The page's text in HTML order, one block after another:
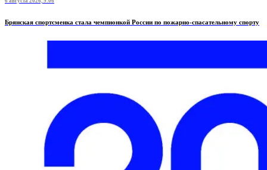
Брянская спортсменка стала чемпионкой России по пожарно-спасательному спорту